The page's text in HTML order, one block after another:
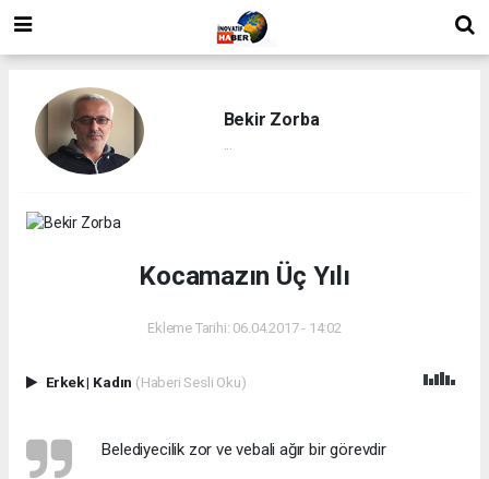
Bekir Zorba
Kocamazın Üç Yılı
Ekleme Tarihi: 06.04.2017 - 14:02
Erkek| Kadın (Haberi Sesli Oku)
 Belediyecilik zor ve vebali ağır bir görevdir